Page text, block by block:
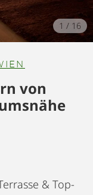
1 / 16
von
& Top-